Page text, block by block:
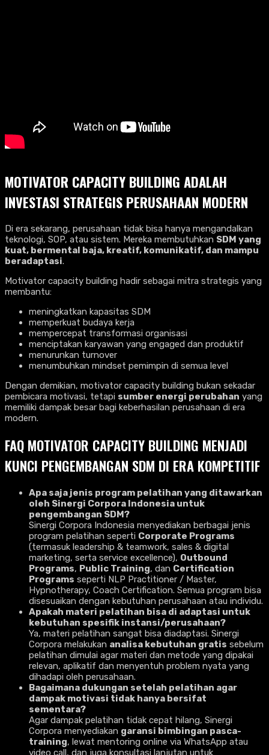
MOTIVATOR CAPACITY BUILDING ADALAH
INVESTASI STRATEGIS PERUSAHAAN MODERN
Di era sekarang, perusahaan tidak bisa hanya mengandalkan
teknologi, SOP, atau sistem. Mereka membutuhkan SDM yang
kuat, bermental baja, kreatif, komunikatif, dan mampu
beradaptasi.
Motivator capacity building hadir sebagai mitra strategis yang
membantu:
meningkatkan kapasitas SDM
memperkuat budaya kerja
mempercepat transformasi organisasi
menciptakan karyawan yang engaged dan produktif
menurunkan turnover
menumbuhkan mindset pemimpin di semua level
Dengan demikian, motivator capacity building bukan sekadar
pembicara motivasi, tetapi sumber energi perubahan yang
memiliki dampak besar bagi keberhasilan perusahaan di era
modern.
FAQ MOTIVATOR CAPACITY BUILDING MENJADI
KUNCI PENGEMBANGAN SDM DI ERA KOMPETITIF
Apa saja jenis program pelatihan yang ditawarkan
oleh Sinergi Corpora Indonesia untuk
pengembangan SDM?
Sinergi Corpora Indonesia menyediakan berbagai jenis
program pelatihan seperti Corporate Programs
(termasuk leadership & teamwork, sales & digital
marketing, serta service excellence), Outbound
Programs, Public Training, dan Certification
Programs seperti NLP Practitioner / Master,
Hypnotherapy, Coach Certification. Semua program bisa
disesuaikan dengan kebutuhan perusahaan atau individu.
Apakah materi pelatihan bisa di adaptasi untuk
kebutuhan spesifik instansi/perusahaan?
Ya, materi pelatihan sangat bisa diadaptasi. Sinergi
Corpora melakukan analisa kebutuhan gratis sebelum
pelatihan dimulai agar materi dan metode yang dipakai
relevan, aplikatif dan menyentuh problem nyata yang
dihadapi oleh perusahaan.
Bagaimana dukungan setelah pelatihan agar
dampak motivasi tidak hanya bersifat
sementara?
Agar dampak pelatihan tidak cepat hilang, Sinergi
Corpora menyediakan garansi bimbingan pasca-
training, lewat mentoring online via WhatsApp atau
video call, dan juga konsultasi lanjutan untuk